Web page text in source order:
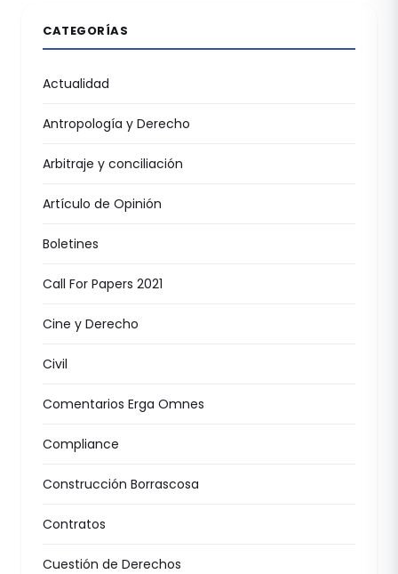
CATEGORÍAS
Actualidad
Antropología y Derecho
Arbitraje y conciliación
Artículo de Opinión
Boletines
Call For Papers 2021
Cine y Derecho
Civil
Comentarios Erga Omnes
Compliance
Construcción Borrascosa
Contratos
Cuestión de Derechos